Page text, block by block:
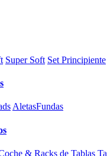
Super Soft Set Principiente
AletasFundas
& Racks de Tablas